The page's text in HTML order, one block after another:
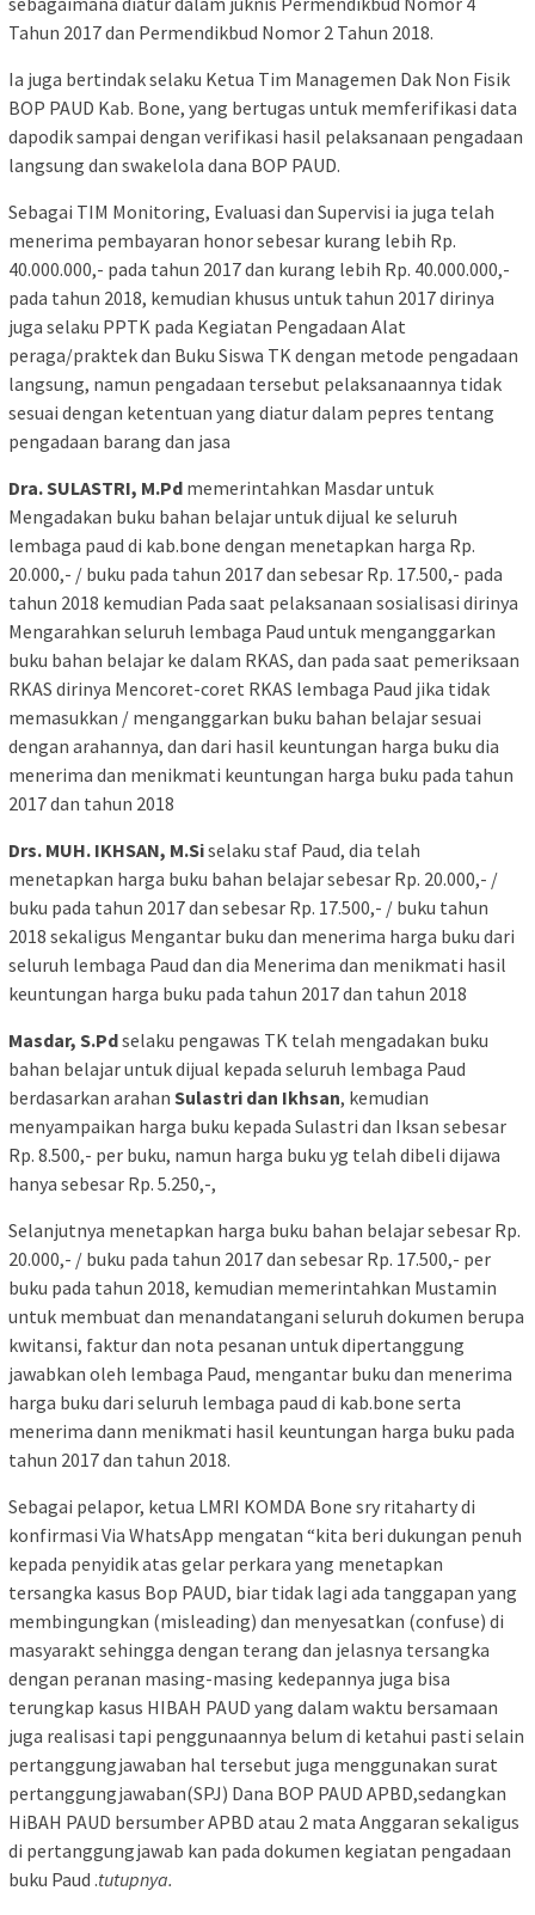
Tahun 2017 dan Permendikbud Nomor 2 Tahun 2018.
Ia juga bertindak selaku Ketua Tim Managemen Dak Non Fisik
BOP PAUD Kab. Bone, yang bertugas untuk memferifikasi data
dapodik sampai dengan verifikasi hasil pelaksanaan pengadaan
langsung dan swakelola dana BOP PAUD.
Sebagai TIM Monitoring, Evaluasi dan Supervisi ia juga telah
menerima pembayaran honor sebesar kurang lebih Rp.
40.000.000,- pada tahun 2017 dan kurang lebih Rp. 40.000.000,-
pada tahun 2018, kemudian khusus untuk tahun 2017 dirinya
juga selaku PPTK pada Kegiatan Pengadaan Alat
peraga/praktek dan Buku Siswa TK dengan metode pengadaan
langsung, namun pengadaan tersebut pelaksanaannya tidak
sesuai dengan ketentuan yang diatur dalam pepres tentang
pengadaan barang dan jasa
Dra. SULASTRI, M.Pd memerintahkan Masdar untuk
Mengadakan buku bahan belajar untuk dijual ke seluruh
lembaga paud di kab.bone dengan menetapkan harga Rp.
20.000,- / buku pada tahun 2017 dan sebesar Rp. 17.500,- pada
tahun 2018 kemudian Pada saat pelaksanaan sosialisasi dirinya
Mengarahkan seluruh lembaga Paud untuk menganggarkan
buku bahan belajar ke dalam RKAS, dan pada saat pemeriksaan
RKAS dirinya Mencoret-coret RKAS lembaga Paud jika tidak
memasukkan / menganggarkan buku bahan belajar sesuai
dengan arahannya, dan dari hasil keuntungan harga buku dia
menerima dan menikmati keuntungan harga buku pada tahun
2017 dan tahun 2018
Drs. MUH. IKHSAN, M.Siselaku staf Paud, dia telah
menetapkan harga buku bahan belajar sebesar Rp. 20.000,- /
buku pada tahun 2017 dan sebesar Rp. 17.500,- / buku tahun
2018 sekaligus Mengantar buku dan menerima harga buku dari
seluruh lembaga Paud dan dia Menerima dan menikmati hasil
keuntungan harga buku pada tahun 2017 dan tahun 2018
Masdar, S.Pdselaku pengawas TK telah mengadakan buku
bahan belajar untuk dijual kepada seluruh lembaga Paud
berdasarkan arahan Sulastri dan Ikhsan, kemudian
menyampaikan harga buku kepada Sulastri dan Iksan sebesar
Rp. 8.500,- per buku, namun harga buku yg telah dibeli dijawa
hanya sebesar Rp. 5.250,-,
Selanjutnya menetapkan harga buku bahan belajar sebesar Rp.
20.000,- / buku pada tahun 2017 dan sebesar Rp. 17.500,- per
buku pada tahun 2018, kemudian memerintahkan Mustamin
untuk membuat dan menandatangani seluruh dokumen berupa
kwitansi, faktur dan nota pesanan untuk dipertanggung
jawabkan oleh lembaga Paud, mengantar buku dan menerima
harga buku dari seluruh lembaga paud di kab.bone serta
menerima dann menikmati hasil keuntungan harga buku pada
tahun 2017 dan tahun 2018.
Sebagai pelapor, ketua LMRI KOMDA Bone sry ritaharty di
konfirmasi Via WhatsApp mengatan “kita beri dukungan penuh
kepada penyidik atas gelar perkara yang menetapkan
tersangka kasus Bop PAUD, biar tidak lagi ada tanggapan yang
membingungkan (misleading) dan menyesatkan (confuse) di
masyarakt sehingga dengan terang dan jelasnya tersangka
dengan peranan masing-masing kedepannya juga bisa
terungkap kasus HIBAH PAUD yang dalam waktu bersamaan
juga realisasi tapi penggunaannya belum di ketahui pasti selain
pertanggungjawaban hal tersebut juga menggunakan surat
pertanggungjawaban(SPJ) Dana BOP PAUD APBD,sedangkan
HiBAH PAUD bersumber APBD atau 2 mata Anggaran sekaligus
di pertanggungjawab kan pada dokumen kegiatan pengadaan
buku Paud .tutupnya.